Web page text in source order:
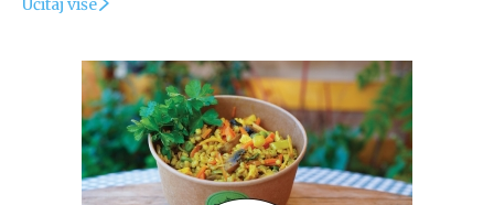
Učitaj više